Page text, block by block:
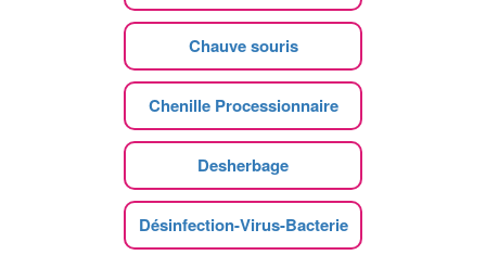
Chauve souris
Chenille Processionnaire
Desherbage
Désinfection-Virus-Bacterie